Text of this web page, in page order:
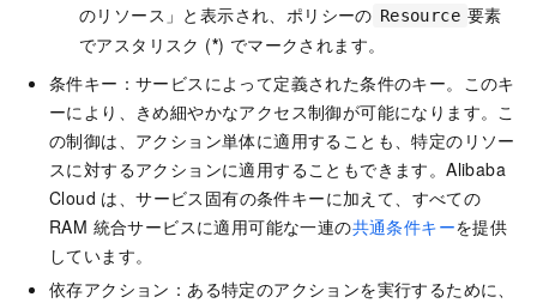
のリソース」と表示され、ポリシーの Resource 要素
でアスタリスク (*) でマークされます。
条件キー：サービスによって定義された条件のキー。このキ
ーにより、きめ細やかなアクセス制御が可能になります。こ
の制御は、アクション単体に適用することも、特定のリソー
スに対するアクションに適用することもできます。Alibaba
Cloud は、サービス固有の条件キーに加えて、すべての
RAM 統合サービスに適用可能な一連の共通条件キーを提供
しています。
依存アクション：ある特定のアクションを実行するために、